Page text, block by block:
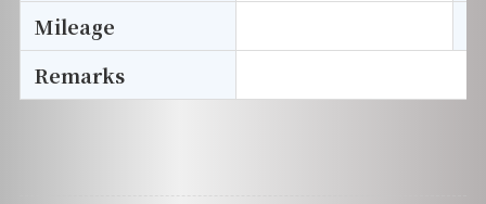
Mileage
Remarks